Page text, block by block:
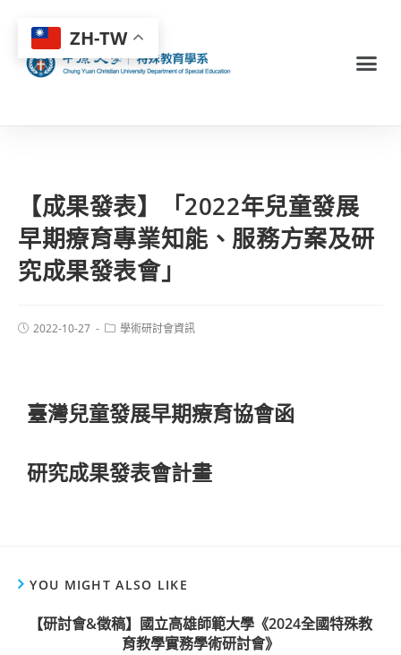
【成果發表】「2022年兒童發展
早期療育專業知能、服務方案及研
究成果發表會」
2022-10-27 學術研討會資訊
臺灣兒童發展早期療育協會函
研究成果發表會計畫
YOU MIGHT ALSO LIKE
【研討會&徵稿】國立高雄師範大學《2024全國特殊教
育教學實務學術研討會》
ZH-TW